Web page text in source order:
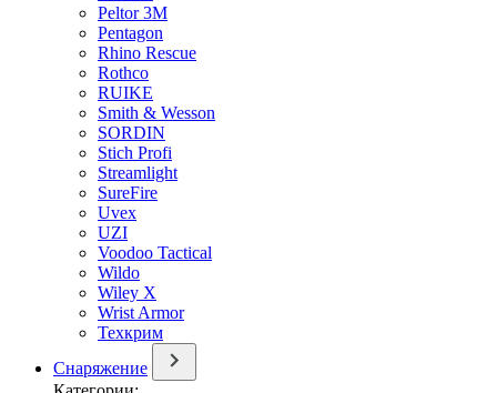
Peltor 3M
Pentagon
Rhino Rescue
Rothco
RUIKE
Smith & Wesson
SORDIN
Stich Profi
Streamlight
SureFire
Uvex
UZI
Voodoo Tactical
Wildo
Wiley X
Wrist Armor
Техкрим
Снаряжение